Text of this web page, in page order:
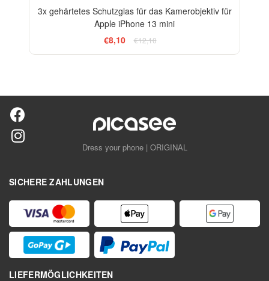
3x gehärtetes Schutzglas für das Kamerobjektiv für
Apple iPhone 13 mini
€8,10
€12,10
Dress your phone | ORIGINAL
SICHERE ZAHLUNGEN
LIEFERMÖGLICHKEITEN